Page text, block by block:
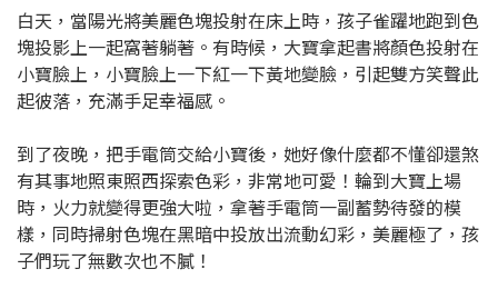
白天，當陽光將美麗色塊投射在床上時，孩子雀躍地跑到色
塊投影上一起窩著躺著。有時候，大寶拿起書將顏色投射在
小寶臉上，小寶臉上一下紅一下黃地變臉，引起雙方笑聲此
起彼落，充滿手足幸福感。
到了夜晚，把手電筒交給小寶後，她好像什麼都不懂卻還煞
有其事地照東照西探索色彩，非常地可愛！輪到大寶上場
時，火力就變得更強大啦，拿著手電筒一副蓄勢待發的模
樣，同時掃射色塊在黑暗中投放出流動幻彩，美麗極了，孩
子們玩了無數次也不膩！